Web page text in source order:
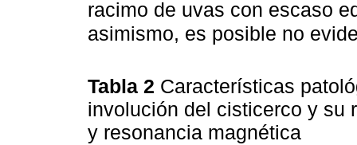
racimo de uvas con escaso
asimismo, es posible no
Tabla 2 Características
involución del cisticerco y su
y resonancia magnética